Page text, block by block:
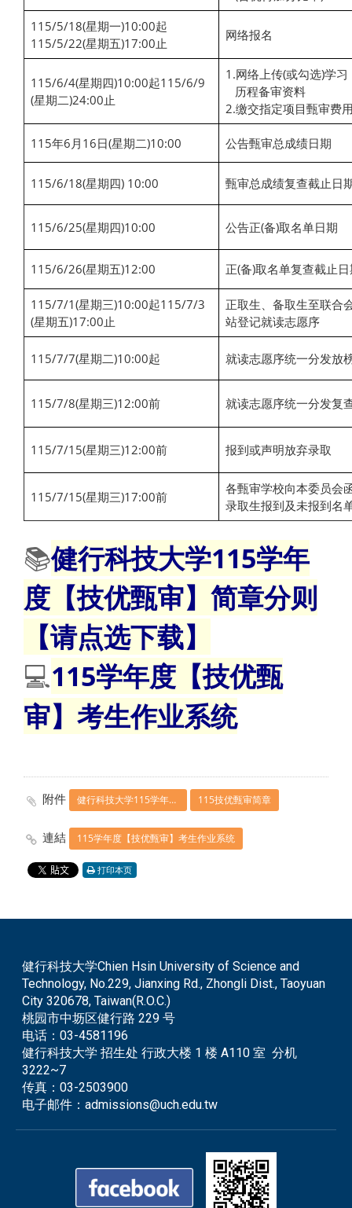
115/5/18(星期一)10:00起
115/5/22(星期五)17:00止
网络报名
115/6/4(星期四)10:00起115/6/9
(星期二)24:00止
1.网络上传(或勾选)学习
历程备审资料
2.缴交指定项目甄审费
115年6月16日(星期二)10:00 公告甄审总成绩日期
115/6/18(星期四) 10:00 甄审总成绩复查截止日
115/6/25(星期四)10:00 公告正(备)取名单日期
115/6/26(星期五)12:00 正(备)取名单复查截止
115/7/1(星期三)10:00起115/7/3
(星期五)17:00止
正取生、备取生至联合
站登记就读志愿序
115/7/7(星期二)10:00起 就读志愿序统一分发放
115/7/8(星期三)12:00前 就读志愿序统一分发复
115/7/15(星期三)12:00前 报到或声明放弃录取
115/7/15(星期三)17:00前
各甄审学校向本委员会
录取生报到及未报到名
📚健行科技大学115学年
度【技优甄审】简章分则
【请点选下载】
💻115学年度【技优甄
审】考生作业系统
附件 健行科技大学115学年度【技优甄审】简章分则【请点选下载】 115技优甄审简章
連結 115学年度【技优甄审】考生作业系统
打印本页
健行科技大学Chien Hsin University of Science and
Technology, No.229, Jianxing Rd., Zhongli Dist., Taoyuan
City 320678, Taiwan(R.O.C.)
桃园市中坜区健行路 229 号
电话：03-4581196
健行科技大学 招生处 行政大楼 1 楼 A110 室 分机
3222~7
传真：03-2503900
电子邮件：admissions@uch.edu.tw